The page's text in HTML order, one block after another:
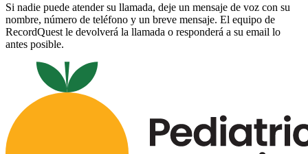
Si nadie puede atender su llamada, deje un mensaje de voz con su
nombre, número de teléfono y un breve mensaje. El equipo de
RecordQuest le devolverá la llamada o responderá a su email lo
antes posible.